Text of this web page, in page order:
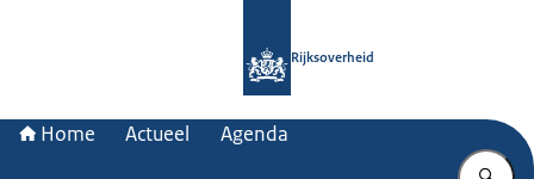
Rijksoverheid
Home Actueel Agenda